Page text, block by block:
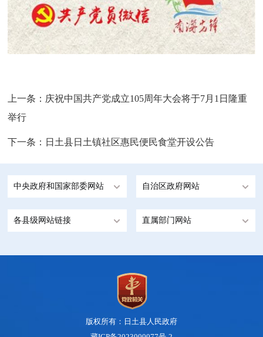
上一条： 庆祝中国共产党成立105周年大会将于7月1日隆重
举行
下一条： 日土县日土镇社区惠民便民食堂开设公告
中央政府和国家部委网站 自治区政府网站
各县级网站链接 直属部门网站
版权所有：日土县人民政府